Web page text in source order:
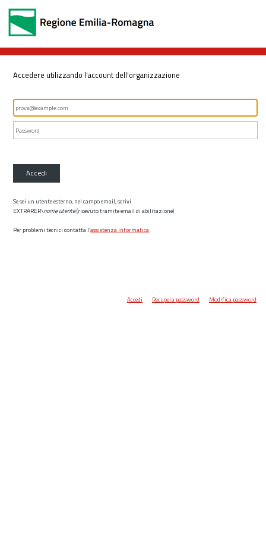
Accedere utilizzando l'account dell'organizzazione
Accedi
Se sei un utente esterno, nel campo email, scrivi
EXTRARER\nome utente(ricevuto tramite email di abilitazione)
Per problemi tecnici contatta l’assistenza informatica.
Accedi Recupera password Modifica password